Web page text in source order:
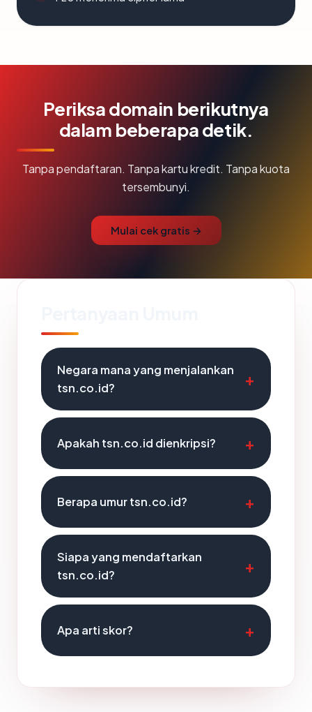
Periksa domain berikutnya
dalam beberapa detik.
Tanpa pendaftaran. Tanpa kartu kredit. Tanpa kuota
tersembunyi.
Mulai cek gratis →
Negara mana yang menjalankan
tsn.co.id?
Apakah tsn.co.id dienkripsi?
Berapa umur tsn.co.id?
Siapa yang mendaftarkan
tsn.co.id?
Apa arti skor?